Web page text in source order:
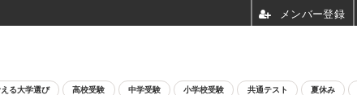
る大学選び 高校受験 中学受験 小学校受験 共通テスト 夏休み